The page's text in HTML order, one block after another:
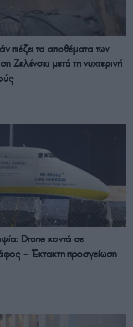
τα αποθέματα των
Ζελένσκι μετά τη νυχτερινή
Drone κοντά σε
– Έκτακτη προσγείωση